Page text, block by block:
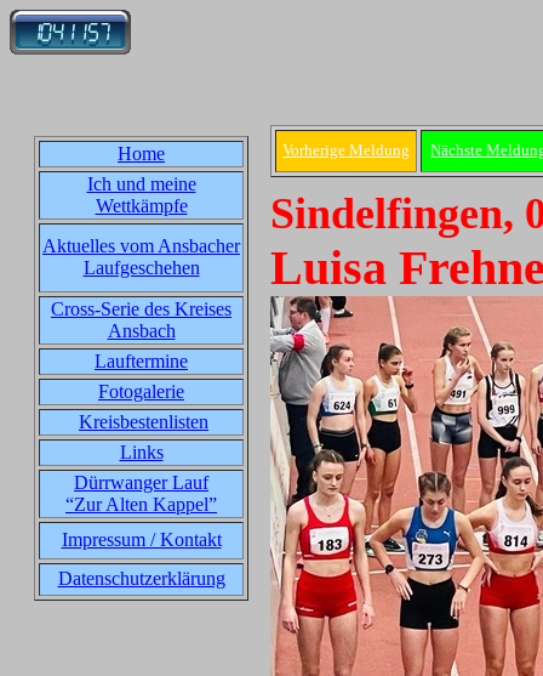
Home
Ich und meine
Wettkämpfe
Aktuelles vom Ansbacher
Laufgeschehen
Cross-Serie des Kreises
Ansbach
Lauftermine
Fotogalerie
Kreisbestenlisten
Links
Dürrwanger Lauf
“Zur Alten Kappel”
Impressum / Kontakt
Datenschutzerklärung
Vorherige Meldung Nächste
Sindelfingen,
Luisa